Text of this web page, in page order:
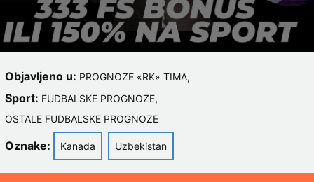
Objavljeno u: PROGNOZE «RK» TIMA,
Sport: FUDBALSKE PROGNOZE,
OSTALE FUDBALSKE PROGNOZE
Oznake: Kanada Uzbekistan